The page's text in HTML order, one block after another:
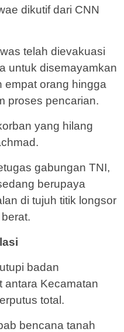
dikutif dari CNN
telah dievakuasi
untuk disemayamkan
empat orang hingga
proses pencarian.
yang hilang
gabungan TNI,
berupaya
di tujuh titik longsor
badan
antara Kecamatan
total.
bencana tanah